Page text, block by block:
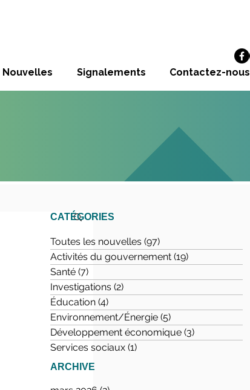
Nouvelles Signalements Contactez-nous
CATÉGORIES
Toutes les nouvelles (97)
Activités du gouvernement (19)
Santé (7)
Investigations (2)
Éducation (4)
Environnement/Énergie (5)
Développement économique (3)
Services sociaux (1)
ARCHIVE